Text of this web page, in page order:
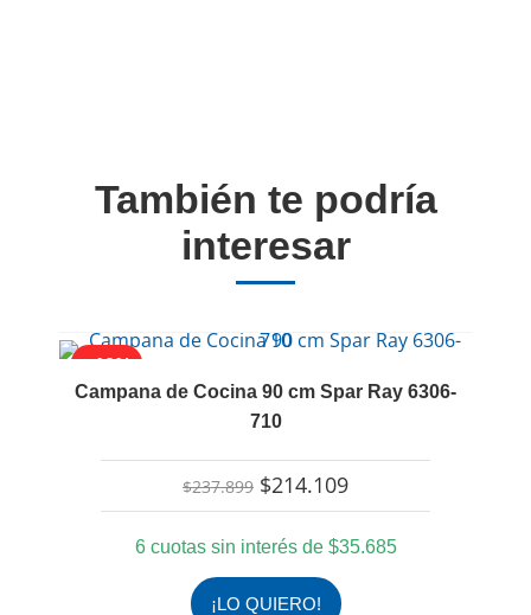
También te podría
interesar
- 10%
Campana de Cocina 90 cm Spar Ray 6306-
710
$237.899 El
precio
original
era:
$237.899.
$214.109El
precio
es:
6 cuotas sin interés de $35.685
¡LO QUIERO!